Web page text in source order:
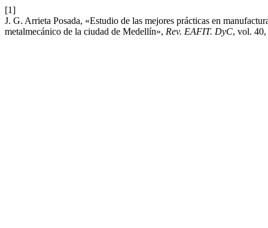
[1]
J. G. Arrieta Posada, «Estudio de las mejores prácticas en
metalmecánico de la ciudad de Medellín», Rev. EAFIT. DyC, vol. 40,